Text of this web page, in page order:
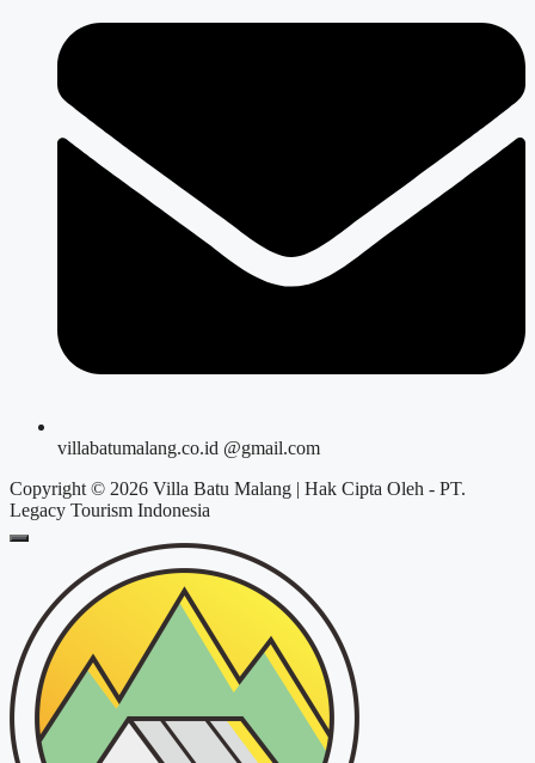
villabatumalang.co.id @gmail.com
Copyright © 2026 Villa Batu Malang | Hak Cipta Oleh - PT.
Legacy Tourism Indonesia